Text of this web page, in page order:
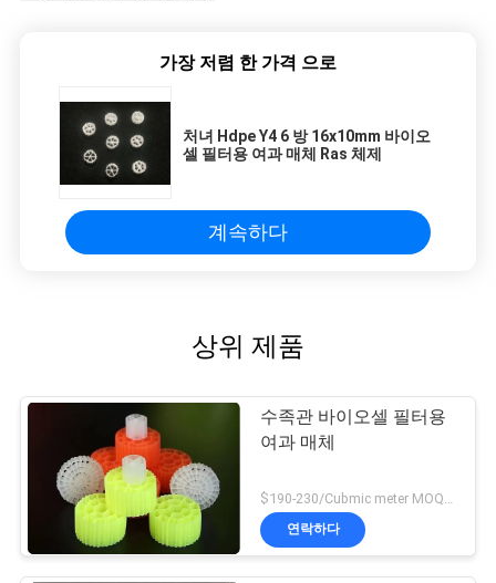
가장 저렴 한 가격 으로
처녀 Hdpe Y4 6 방 16x10mm 바이오
셀 필터용 여과 매체 Ras 체제
계속하다
상위 제품
수족관 바이오셀 필터용
여과 매체
연락하다